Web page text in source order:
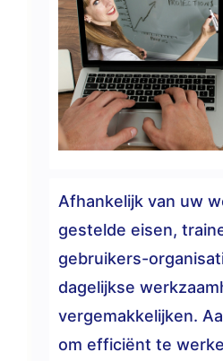
Afhankelijk van uw
gestelde eisen,
gebruikers-
dagelijkse
vergemakkelijken.
om efficiënt te